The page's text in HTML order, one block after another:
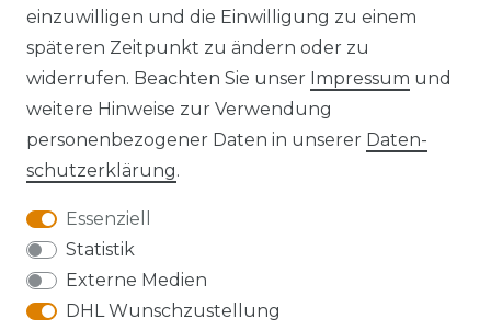
einzuwilligen und die Einwilligung zu einem
späteren Zeitpunkt zu ändern oder zu
widerrufen. Beachten Sie unser Impressum und
weitere Hinweise zur Verwendung
personenbezogener Daten in unserer Daten­
schutz­erklärung.
Essenziell
Statistik
Externe Medien
DHL Wunschzustellung
VERTRAG WIDERRUFEN Kontakt